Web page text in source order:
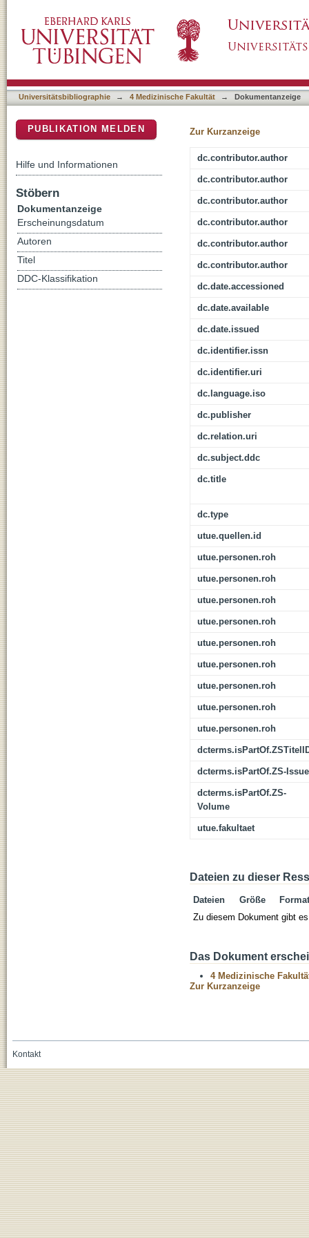
Universitätsbibliographie → 4 Medizinische Fakultät → Dokumentanzeige
Zur Kurzanzeige
dc.contributor.author
dc.contributor.author
dc.contributor.author
dc.contributor.author
dc.contributor.author
dc.contributor.author
dc.date.accessioned
dc.date.available
dc.date.issued
dc.identifier.issn
dc.identifier.uri
dc.language.iso
dc.publisher
dc.relation.uri
dc.subject.ddc
dc.title
dc.type
utue.quellen.id
utue.personen.roh
utue.personen.roh
utue.personen.roh
utue.personen.roh
utue.personen.roh
utue.personen.roh
utue.personen.roh
utue.personen.roh
utue.personen.roh
dcterms.isPartOf.ZS-Issue
dcterms.isPartOf.ZS-
Volume
utue.fakultaet
Dateien zu dieser
Dateien Größe
Format
Zu diesem Dokument gibt
Das Dokument
4 Medizinische
Zur Kurzanzeige
PUBLIKATION MELDEN
Hilfe und Informationen
Stöbern
Dokumentanzeige
Erscheinungsdatum
Autoren
Titel
DDC-Klassifikation
Kontakt